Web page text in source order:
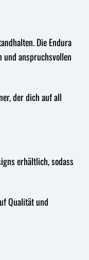
Die Endura
und anspruchsvollen
der dich auf all
erhältlich, sodass
Qualität und